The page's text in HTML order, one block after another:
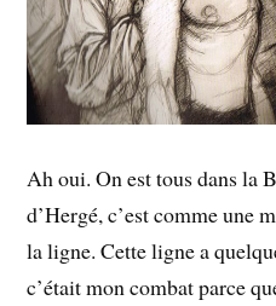
Ah oui. On est tous dans la
d’Hergé, c’est comme une
la ligne. Cette ligne a
c’était mon combat parce